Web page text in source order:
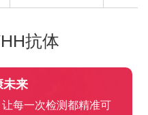
抗体
未来
每一次检测都精准可